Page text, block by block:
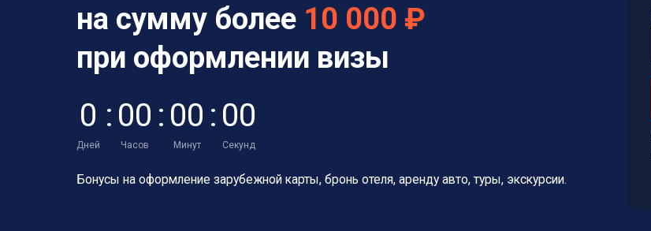
на сумму более 10 000 ₽
при оформлении визы
0
Дней
: 00
Часов
: 00
Минут
: 00
Секунд
Бонусы на оформление зарубежной карты, бронь отеля, аренду авто, туры, экскурсии.